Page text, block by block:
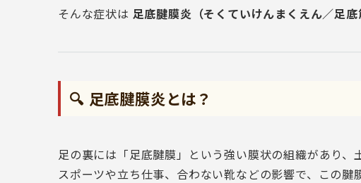
そんな症状は 足底腱膜炎（そくていけんまくえん／足底
🔍 足底腱膜炎とは？
足の裏には「足底腱膜」という強い膜状の組織があり、
スポーツや立ち仕事、合わない靴などの影響で、この